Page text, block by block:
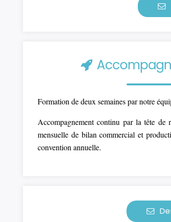
Formation de deux semaines par notre
Accompagnement continu par la tête de
mensuelle de bilan commercial et
convention annuelle.